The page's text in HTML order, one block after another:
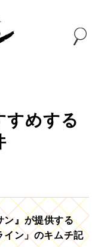
すめする
ン』が提供する
イン」のキムチ記